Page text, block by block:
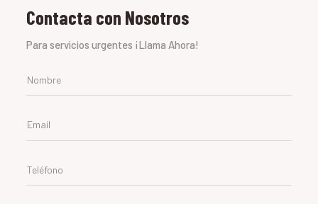
Contacta con Nosotros
Para servicios urgentes ¡Llama Ahora!